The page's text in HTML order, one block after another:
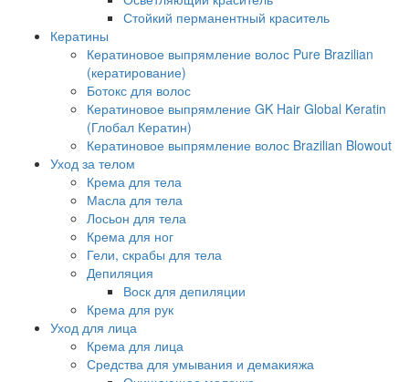
Стойкий перманентный краситель
Кератины
Кератиновое выпрямление волос Pure Brazilian
(кератирование)
Ботокс для волос
Кератиновое выпрямление GK Hair Global Keratin
(Глобал Кератин)
Кератиновое выпрямление волос Brazilian Blowout
Уход за телом
Крема для тела
Масла для тела
Лосьон для тела
Крема для ног
Гели, скрабы для тела
Депиляция
Воск для депиляции
Крема для рук
Уход для лица
Крема для лица
Средства для умывания и демакияжа